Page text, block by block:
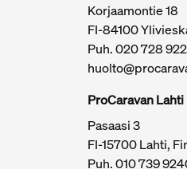
Korjaamontie 18
FI-84100
Puh.020 728
ProCaravan Lahti
Pasaasi 3
FI-15700 Lahti,
Puh.010 739